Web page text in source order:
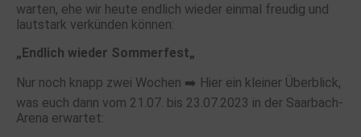
warten, ehe wir heute endlich wieder einmal freudig und
lautstark verkünden können:
„Endlich wieder Sommerfest„
Nur noch knapp zwei Wochen ➡️ Hier ein kleiner Überblick,
was euch dann vom 21.07. bis 23.07.2023 in der Saarbach-
Arena erwartet: